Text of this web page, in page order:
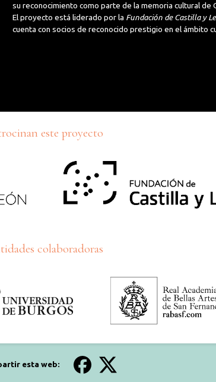
su reconocimiento como parte de la memoria cultural de
El proyecto está liderado por la Fundación de Castilla y
cuenta con socios de reconocido prestigio en el ámbito
este proyecto
colaboradoras
esta web: